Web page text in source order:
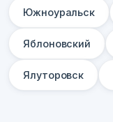
Южноуральск
Яблоновский
Ялуторовск